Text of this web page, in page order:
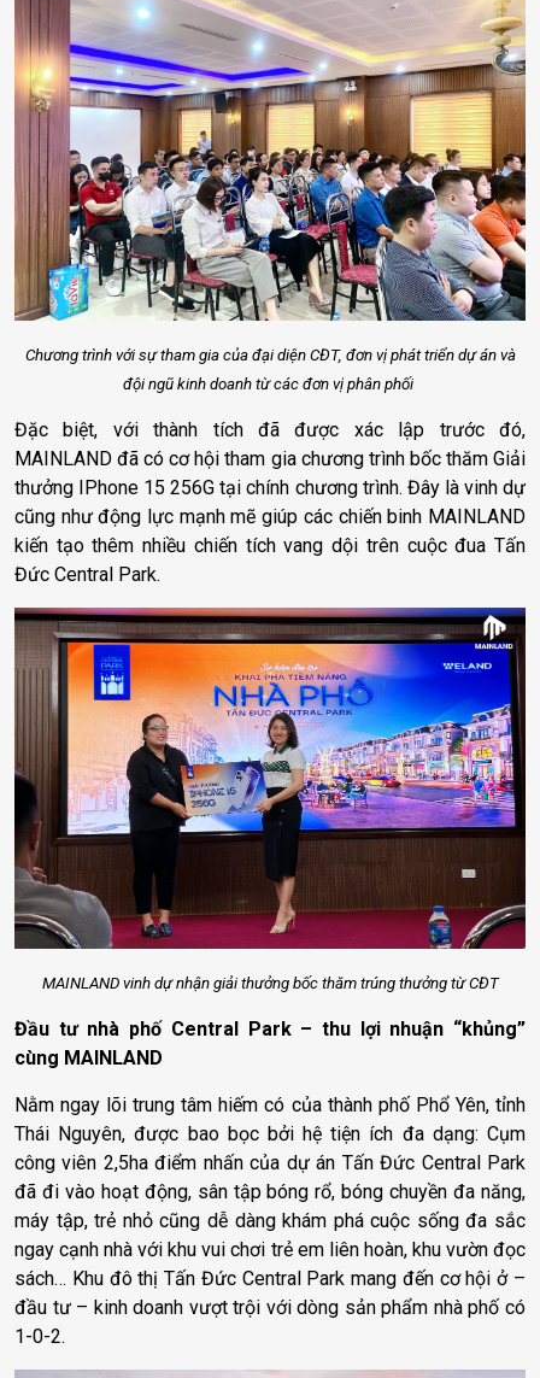
Chương trình với sự tham gia của đại diện CĐT, đơn vị phát triển dự án và
đội ngũ kinh doanh từ các đơn vị phân phối
Đặc biệt, với thành tích đã được xác lập trước đó,
MAINLAND đã có cơ hội tham gia chương trình bốc thăm Giải
thưởng IPhone 15 256G tại chính chương trình. Đây là vinh dự
cũng như động lực mạnh mẽ giúp các chiến binh MAINLAND
kiến tạo thêm nhiều chiến tích vang dội trên cuộc đua Tấn
Đức Central Park.
MAINLAND vinh dự nhận giải thưởng bốc thăm trúng thưởng từ CĐT
Đầu tư nhà phố Central Park – thu lợi nhuận “khủng”
cùng MAINLAND
Nằm ngay lõi trung tâm hiếm có của thành phố Phổ Yên, tỉnh
Thái Nguyên, được bao bọc bởi hệ tiện ích đa dạng: Cụm
công viên 2,5ha điểm nhấn của dự án Tấn Đức Central Park
đã đi vào hoạt động, sân tập bóng rổ, bóng chuyền đa năng,
máy tập, trẻ nhỏ cũng dễ dàng khám phá cuộc sống đa sắc
ngay cạnh nhà với khu vui chơi trẻ em liên hoàn, khu vườn đọc
sách… Khu đô thị Tấn Đức Central Park mang đến cơ hội ở –
đầu tư – kinh doanh vượt trội với dòng sản phẩm nhà phố có
1-0-2.